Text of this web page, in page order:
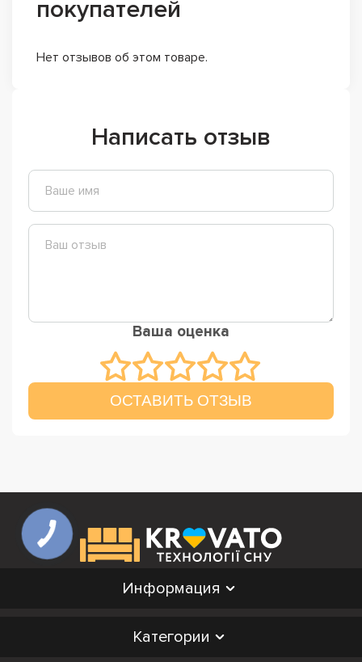
покупателей
Нет отзывов об этом товаре.
Написать отзыв
Ваша оценка
ОСТАВИТЬ ОТЗЫВ
Информация
Категории